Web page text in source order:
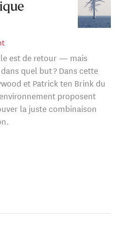
en économie de
naturelles de la
(UCL) et un double bachelor
est de retour — mais
quel but ? Dans cette
et Patrick ten Brink du
proposent
la juste combinaison